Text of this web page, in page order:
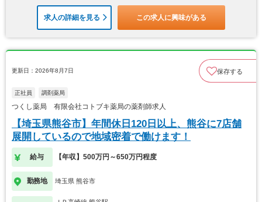
求人の詳細を見る この求人に興味がある
更新日：2026年8月7日 保存する
正社員 調剤薬局
つくし薬局 有限会社コトブキ薬局の薬剤師求人
【埼玉県熊谷市】年間休日120日以上、熊谷に7店舗
展開しているので地域密着で働けます！
給与 【年収】500万円～650万円程度
勤務地 埼玉県 熊谷市